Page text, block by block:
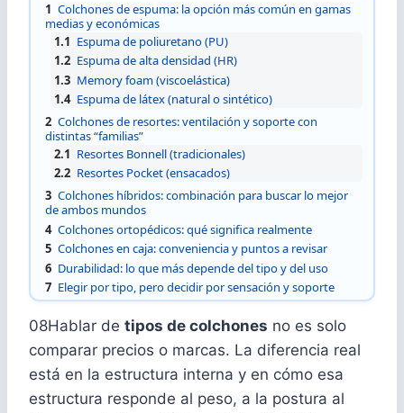
1 Colchones de espuma: la opción más común en gamas
medias y económicas
1.1 Espuma de poliuretano (PU)
1.2 Espuma de alta densidad (HR)
1.3 Memory foam (viscoelástica)
1.4 Espuma de látex (natural o sintético)
2 Colchones de resortes: ventilación y soporte con
distintas “familias”
2.1 Resortes Bonnell (tradicionales)
2.2 Resortes Pocket (ensacados)
3 Colchones híbridos: combinación para buscar lo mejor
de ambos mundos
4 Colchones ortopédicos: qué significa realmente
5 Colchones en caja: conveniencia y puntos a revisar
6 Durabilidad: lo que más depende del tipo y del uso
7 Elegir por tipo, pero decidir por sensación y soporte
08Hablar de tipos de colchones no es solo
comparar precios o marcas. La diferencia real
está en la estructura interna y en cómo esa
estructura responde al peso, a la postura al